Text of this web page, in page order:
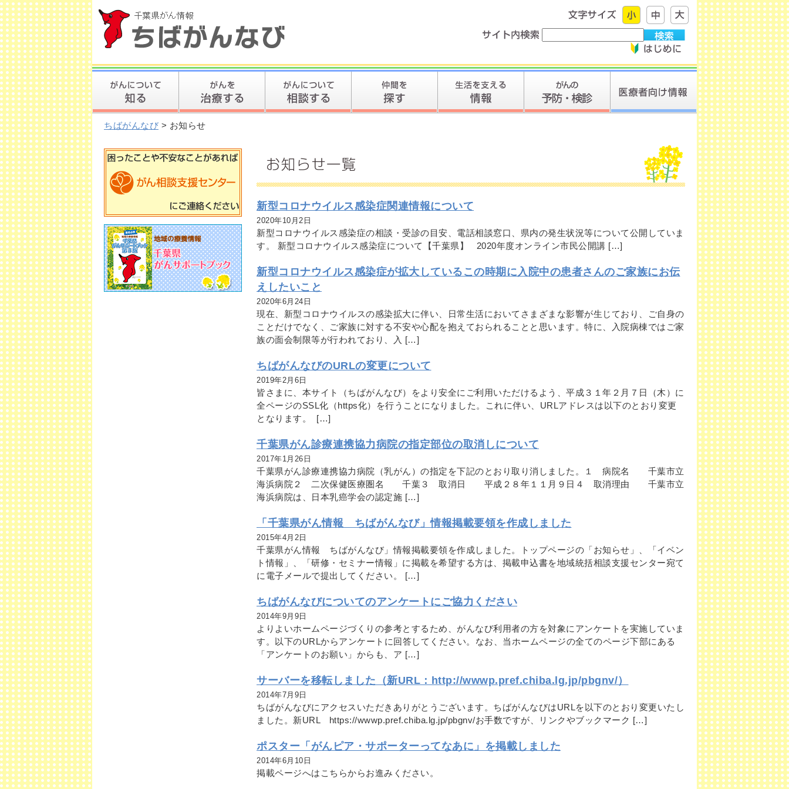
ちばがんなび > お知らせ
新型コロナウイルス感染症関連情報について
2020年10月2日
新型コロナウイルス感染症の相談・受診の目安、電話相談窓口、県内の発生状況等について公開していま
す。 新型コロナウイルス感染症について【千葉県】 2020年度オンライン市民公開講 […]
新型コロナウイルス感染症が拡大しているこの時期に入院中の患者さんのご家族にお伝
えしたいこと
2020年6月24日
現在、新型コロナウイルスの感染拡大に伴い、日常生活においてさまざまな影響が生じており、ご自身の
ことだけでなく、ご家族に対する不安や心配を抱えておられることと思います。特に、入院病棟ではご家
族の面会制限等が行われており、入 […]
ちばがんなびのURLの変更について
2019年2月6日
皆さまに、本サイト（ちばがんなび）をより安全にご利用いただけるよう、平成３１年２月７日（木）に
全ページのSSL化（https化）を行うことになりました。これに伴い、URLアドレスは以下のとおり変更
となります。 […]
千葉県がん診療連携協力病院の指定部位の取消しについて
2017年1月26日
千葉県がん診療連携協力病院（乳がん）の指定を下記のとおり取り消しました。１ 病院名 千葉市立
海浜病院２ 二次保健医療圏名 千葉３ 取消日 平成２８年１１月９日４ 取消理由 千葉市立
海浜病院は、日本乳癌学会の認定施 […]
「千葉県がん情報 ちばがんなび」情報掲載要領を作成しました
2015年4月2日
千葉県がん情報 ちばがんなび」情報掲載要領を作成しました。トップページの「お知らせ」、「イベン
ト情報」、「研修・セミナー情報」に掲載を希望する方は、掲載申込書を地域統括相談支援センター宛て
に電子メールで提出してください。 […]
ちばがんなびについてのアンケートにご協力ください
2014年9月9日
よりよいホームページづくりの参考とするため、がんなび利用者の方を対象にアンケートを実施していま
す。以下のURLからアンケートに回答してください。なお、当ホームページの全てのページ下部にある
「アンケートのお願い」からも、ア […]
サーバーを移転しました（新URL：http://wwwp.pref.chiba.lg.jp/pbgnv/）
2014年7月9日
ちばがんなびにアクセスいただきありがとうございます。ちばがんなびはURLを以下のとおり変更いたし
ました。新URL https://wwwp.pref.chiba.lg.jp/pbgnv/お手数ですが、リンクやブックマーク […]
ポスター「がんピア・サポーターってなあに」を掲載しました
2014年6月10日
掲載ページへはこちらからお進みください。